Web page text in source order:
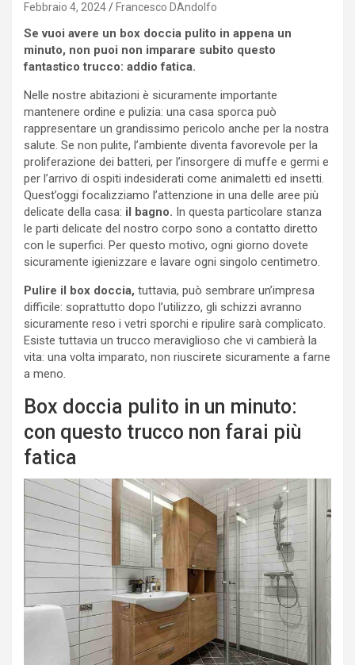
Febbraio 4, 2024 Francesco DAndolfo
Se vuoi avere un box doccia pulito in appena un
minuto, non puoi non imparare subito questo
fantastico trucco: addio fatica.
Nelle nostre abitazioni è sicuramente importante
mantenere ordine e pulizia: una casa sporca può
rappresentare un grandissimo pericolo anche per la nostra
salute. Se non pulite, l’ambiente diventa favorevole per la
proliferazione dei batteri, per l’insorgere di muffe e germi e
per l’arrivo di ospiti indesiderati come animaletti ed insetti.
Quest’oggi focalizziamo l’attenzione in una delle aree più
delicate della casa: il bagno. In questa particolare stanza
le parti delicate del nostro corpo sono a contatto diretto
con le superfici. Per questo motivo, ogni giorno dovete
sicuramente igienizzare e lavare ogni singolo centimetro.
Pulire il box doccia, tuttavia, può sembrare un’impresa
difficile: soprattutto dopo l’utilizzo, gli schizzi avranno
sicuramente reso i vetri sporchi e ripulire sarà complicato.
Esiste tuttavia un trucco meraviglioso che vi cambierà la
vita: una volta imparato, non riuscirete sicuramente a farne
a meno.
Box doccia pulito in un minuto:
con questo trucco non farai più
fatica